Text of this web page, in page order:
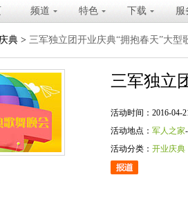
频道 特色 下载 服
典 > 三军独立团开业庆典“拥抱春天”大型
三军独立
活动时间：2016-04-
活动地点： 军人之家
活动分类： 开业庆典